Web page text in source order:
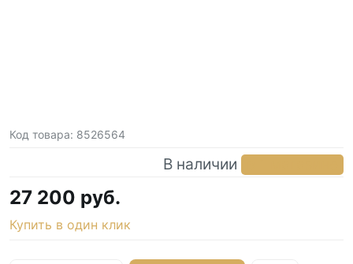
Код товара: 8526564
В наличии
27 200 руб.
Купить в один клик